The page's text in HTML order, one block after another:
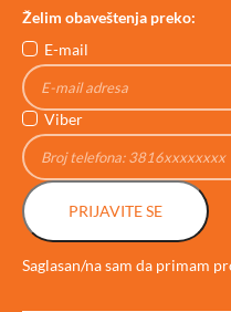
Želim obaveštenja preko:
E-mail
Viber
PRIJAVITE SE
Saglasan/na sam da primam